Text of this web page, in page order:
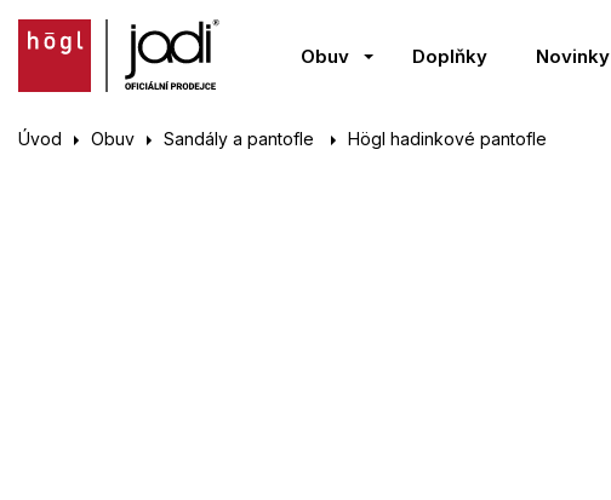
Obuv Doplňky Novinky
Úvod Obuv Sandály a pantofle Högl hadinkové pantofle